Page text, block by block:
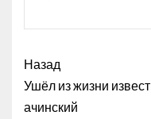
Назад
Ушёл из жизни
ачинский